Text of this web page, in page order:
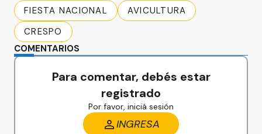
FIESTA NACIONAL
AVICULTURA
CRESPO
COMENTARIOS
Para comentar, debés estar
registrado
Por favor, iniciá sesión
INGRESA